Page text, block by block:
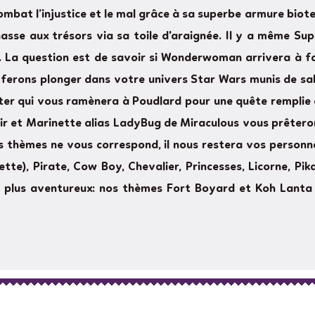
l’injustice et le mal grâce à sa superbe armure
aux trésors via sa toile d'araignée. Il y a même
La question est de savoir si Wonderwoman arrivera à
plonger dans votre univers Star Wars munis de
qui vous ramènera à Poudlard pour une quête remplie
et Marinette alias LadyBug de Miraculous vous
thèmes ne vous correspond, il nous restera vos
Pirate, Cow Boy, Chevalier, Princesses, Licorne,
plus aventureux: nos thèmes Fort Boyard et Koh